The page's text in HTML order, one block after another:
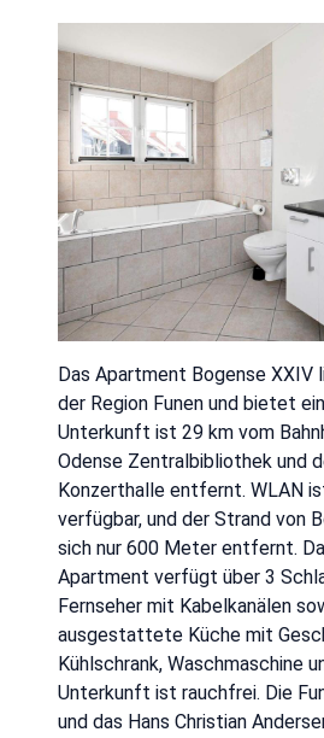
Das Apartment Bogense XXIV
der Region Funen und bietet
Unterkunft ist 29 km vom
Odense Zentralbibliothek und
Konzerthalle entfernt. WLAN
verfügbar, und der Strand von
sich nur 600 Meter entfernt.
Apartment verfügt über 3
Fernseher mit Kabelkanälen
ausgestattete Küche mit
Kühlschrank, Waschmaschine
Unterkunft ist rauchfrei. Die
und das Hans Christian